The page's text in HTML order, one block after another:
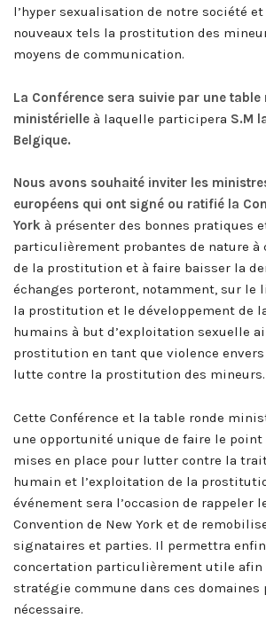
l’hyper sexualisation de notre société
nouveaux tels la prostitution des
moyens de communication.
La Conférence sera suivie par une table
ministérielle à laquelle participera S.M
Belgique.
Nous avons souhaité inviter les
européens qui ont signé ou ratifié la
York à présenter des bonnes pratiques
particulièrement probantes de nature à
de la prostitution et à faire baisser la
échanges porteront, notamment, sur le
la prostitution et le développement de
humains à but d’exploitation sexuelle
prostitution en tant que violence
lutte contre la prostitution des mineurs.
Cette Conférence et la table ronde
une opportunité unique de faire le
mises en place pour lutter contre la
humain et l’exploitation de la
événement sera l’occasion de rappeler
Convention de New York et de
signataires et parties. Il permettra enfin
concertation particulièrement utile afin
stratégie commune dans ces domaines
nécessaire.